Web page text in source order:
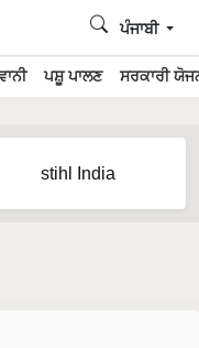
ਪਸ਼ੂ ਪਾਲਣ ਸਰਕਾਰੀ
ਪੰਜਾਬੀ